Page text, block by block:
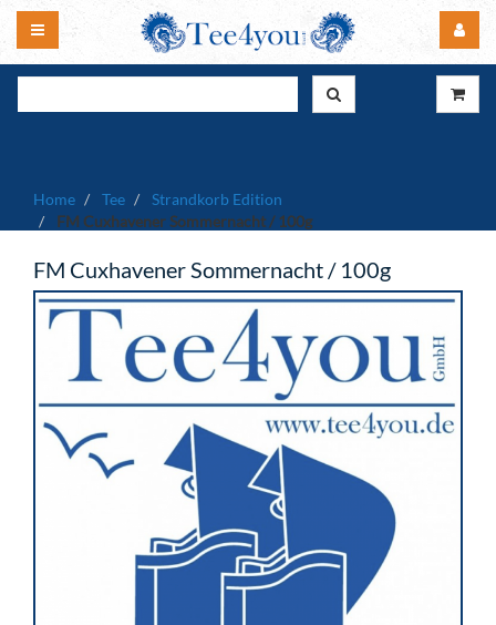
Home Tee
Strandkorb Edition
FM Cuxhavener Sommernacht / 100g
FM Cuxhavener Sommernacht / 100g